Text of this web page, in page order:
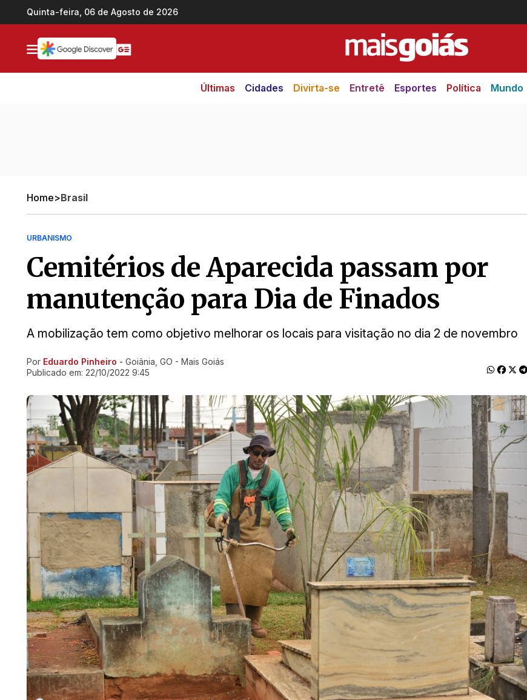
Ir direto pro conteúdo
Quinta-feira, 06 de Agosto de 2026
Últimas Cidades Divirta-se Entretê Esportes Política Mundo
Home>Brasil
URBANISMO
Cemitérios de Aparecida passam por
manutenção para Dia de Finados
A mobilização tem como objetivo melhorar os locais para visitação no dia 2 de novembro
Ir direto pra matéria
Por Eduardo Pinheiro - Goiânia, GO - Mais Goiás
Publicado em: 22/10/2022 9:45